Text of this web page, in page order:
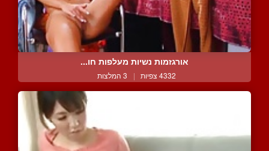
אורגזמות נשיות מעלפות חו...
4332 צפיות | 3 המלצות